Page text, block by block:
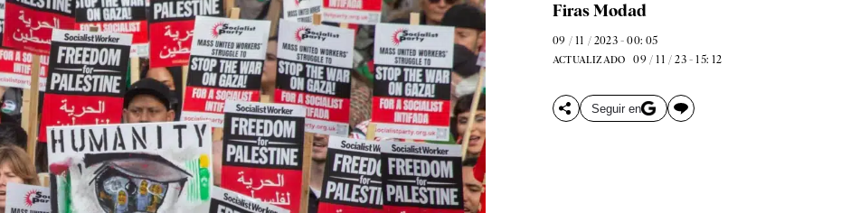
Firas Modad
09 / 11 / 2023 - 00: 05
ACTUALIZADO 09 / 11 / 23 - 15: 12
Seguir en